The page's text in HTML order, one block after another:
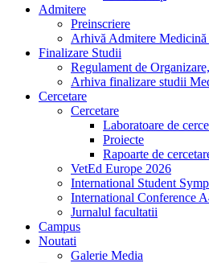
Admitere
Preinscriere
Arhivă Admitere Medicină
Finalizare Studii
Regulament de
Arhiva finalizare studii
Cercetare
Cercetare
Laboratoare de
Proiecte
Rapoarte de
VetEd Europe 2026
International Student
International Conference
Jurnalul facultatii
Campus
Noutati
Galerie Media